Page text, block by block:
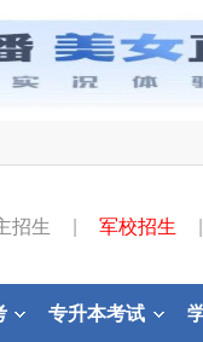
招生 军校招生
专升本考试